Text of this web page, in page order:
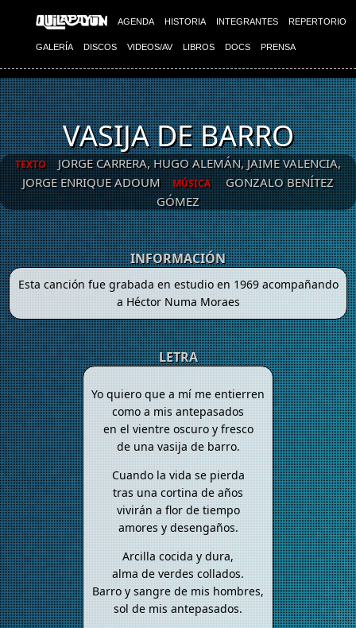
AGENDA HISTORIA INTEGRANTES REPERTORIO
GALERÍA DISCOS VIDEOS/AV LIBROS DOCS PRENSA
VASIJA DE BARRO
TEXTO
JORGE CARRERA, HUGO ALEMÁN, JAIME VALENCIA,
JORGE ENRIQUE ADOUM
MÚSICA
GONZALO BENÍTEZ
GÓMEZ
INFORMACIÓN
Esta canción fue grabada en estudio en 1969 acompañando
a Héctor Numa Moraes
LETRA
Yo quiero que a mí me entierren
como a mis antepasados
en el vientre oscuro y fresco
de una vasija de barro.
Cuando la vida se pierda
tras una cortina de años
vivirán a flor de tiempo
amores y desengaños.
Arcilla cocida y dura,
alma de verdes collados.
Barro y sangre de mis hombres,
sol de mis antepasados.